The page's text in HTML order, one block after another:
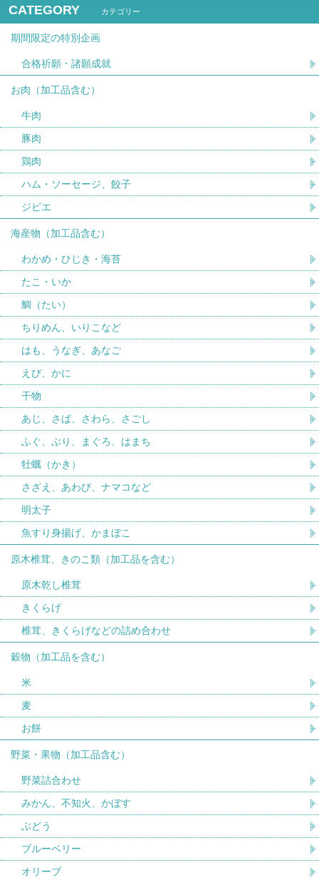
CATEGORY カテゴリー
期間限定の特別企画
合格祈願・諸願成就
お肉（加工品含む）
牛肉
豚肉
鶏肉
ハム・ソーセージ、餃子
ジビエ
海産物（加工品含む）
わかめ・ひじき・海苔
たこ・いか
鯛（たい）
ちりめん、いりこなど
はも、うなぎ、あなご
えび、かに
干物
あじ、さば、さわら、さごし
ふぐ、ぶり、まぐろ、はまち
牡蠣（かき）
さざえ、あわび、ナマコなど
明太子
魚すり身揚げ、かまぼこ
原木椎茸、きのこ類（加工品を含む）
原木乾し椎茸
きくらげ
椎茸、きくらげなどの詰め合わせ
穀物（加工品を含む）
米
麦
お餅
野菜・果物（加工品含む）
野菜詰合わせ
みかん、不知火、かぼす
ぶどう
ブルーベリー
オリーブ